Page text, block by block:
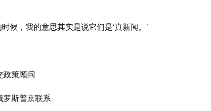
候，我的意思其实是说它们是‘真新闻。’
政策顾问
罗斯普京联系